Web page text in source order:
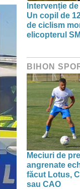
Intervenție
Un copil de
de ciclism
elicopterul
BIHON
Meciuri de
angrenate
făcut Lotus,
sau CAO